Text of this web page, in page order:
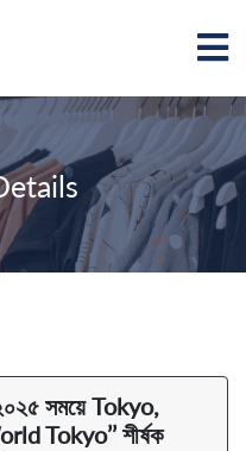
সময়ে Tokyo,
Tokyo’’ শীর্ষক